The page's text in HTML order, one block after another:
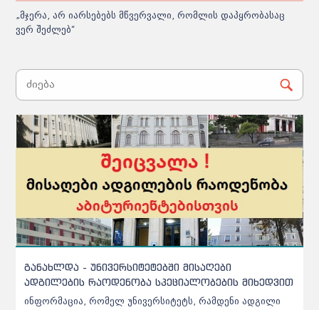
„მჯერა, არ იარსებებს მწვერვალი, რომლის დაპყრობასაც
ვერ შეძლებ“
ჩარიცხვებთან დაკავშირებით სამინისტრო
ინფორმაციას ავრცელებს - დეტალები
აბიტურიენტებისთვის